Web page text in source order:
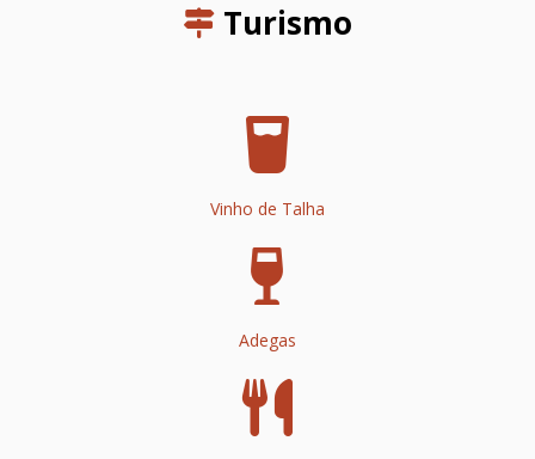
Turismo
Vinho de Talha
Adegas